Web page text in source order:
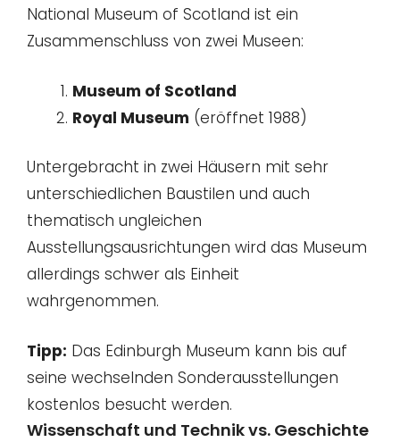
National Museum of Scotland ist ein
Zusammenschluss von zwei Museen:
Museum of Scotland
Royal Museum (eröffnet 1988)
Untergebracht in zwei Häusern mit sehr
unterschiedlichen Baustilen und auch
thematisch ungleichen
Ausstellungsausrichtungen wird das Museum
allerdings schwer als Einheit
wahrgenommen.
Tipp: Das Edinburgh Museum kann bis auf
seine wechselnden Sonderausstellungen
kostenlos besucht werden.
Wissenschaft und Technik vs. Geschichte